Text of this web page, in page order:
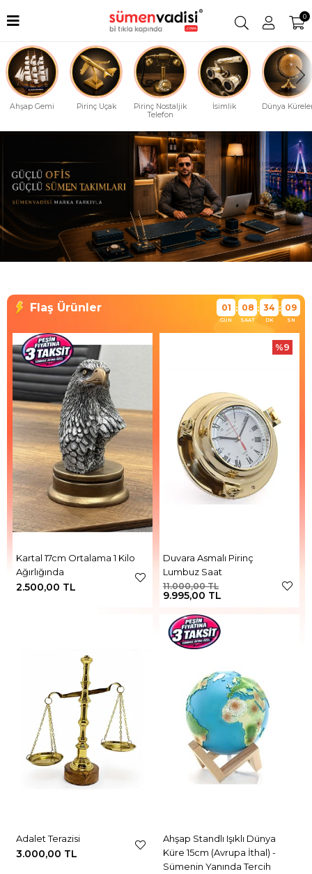
0
Ahşap Gemi Pirinç Uçak
Pirinç Nostaljik
Telefon
İsimlik Dünya
Kartal 17cm Ortalama 1 Kilo
Ağırlığında
2.500,00 TL
%9
Duvara Asmalı Pirinç
Lumbuz Saat
9.995,00 TL
11.000,00 TL
Adalet Terazisi
3.000,00 TL
Ahşap Standlı Işıklı Dünya
Küre 15cm (Avrupa İthal) -
Sümenin Yanında Tercih
01
GÜN
: 08
SAAT
: 34
DK
: 08
SN